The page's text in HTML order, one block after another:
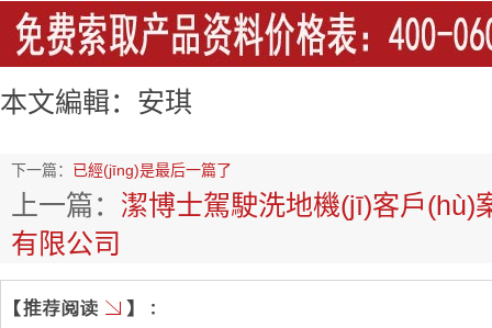
本文編輯：安琪
下一篇： 已經(jīng)是最后一篇了
上一篇： 潔博士駕駛洗地機(jī)客戶
有限公司